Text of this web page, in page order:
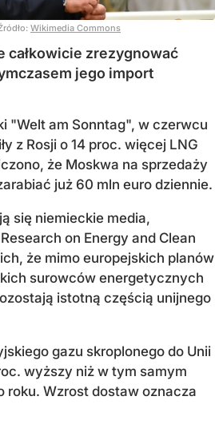
Wikimedia Commons
całkowicie zrezygnować
jego import
"Welt am Sonntag", w czerwcu
z Rosji o 14 proc. więcej LNG
że Moskwa na sprzedaży
już 60 mln euro dziennie.
się niemieckie media,
on Energy and Clean
że mimo europejskich planów
surowców energetycznych
istotną częścią unijnego
gazu skroplonego do Unii
wyższy niż w tym samym
roku. Wzrost dostaw oznacza